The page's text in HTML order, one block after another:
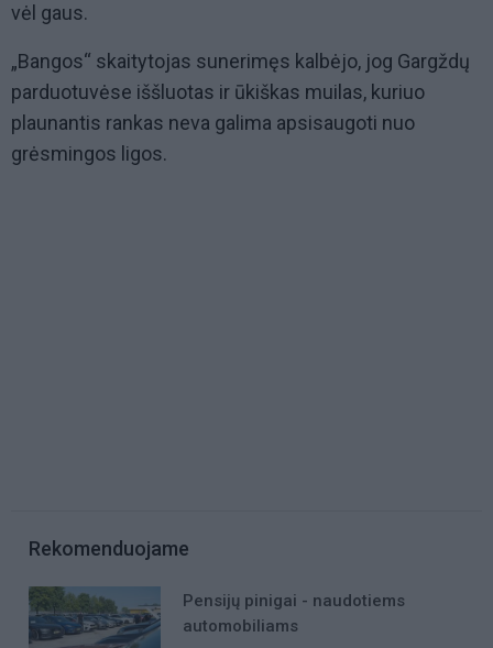
vėl gaus.
„Bangos“ skaitytojas sunerimęs kalbėjo, jog Gargždų
parduotuvėse iššluotas ir ūkiškas muilas, kuriuo
plaunantis rankas neva galima apsisaugoti nuo
grėsmingos ligos.
Rekomenduojame
Pensijų pinigai - naudotiems
automobiliams